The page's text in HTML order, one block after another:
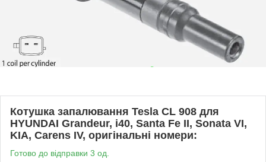
Котушка запалювання Tesla CL 908 для
HYUNDAI Grandeur, i40, Santa Fe II, Sonata VI,
KIA, Carens IV, оригінальні номери:
Готово до відправки 3 од.